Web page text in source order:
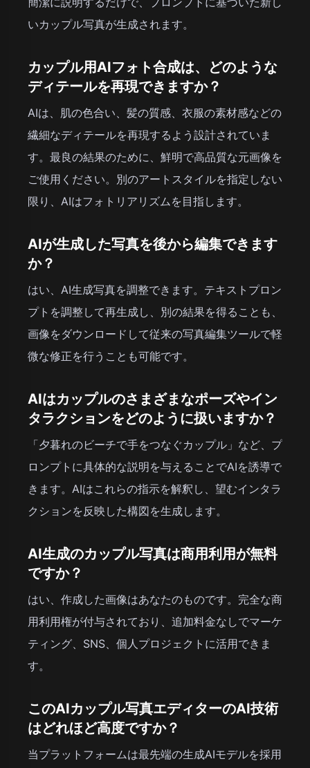
いカップル写真が生成されます。
カップル用AIフォト合成は、どのような
ディテールを再現できますか？
AIは、肌の色合い、髪の質感、衣服の素材感などの
繊細なディテールを再現するよう設計されていま
す。最良の結果のために、鮮明で高品質な元画像を
ご使用ください。別のアートスタイルを指定しない
限り、AIはフォトリアリズムを目指します。
AIが生成した写真を後から編集できます
か？
はい、AI生成写真を調整できます。テキストプロン
プトを調整して再生成し、別の結果を得ることも、
画像をダウンロードして従来の写真編集ツールで軽
微な修正を行うことも可能です。
AIはカップルのさまざまなポーズやイン
タラクションをどのように扱いますか？
「夕暮れのビーチで手をつなぐカップル」など、プ
ロンプトに具体的な説明を与えることでAIを誘導で
きます。AIはこれらの指示を解釈し、望むインタラ
クションを反映した構図を生成します。
AI生成のカップル写真は商用利用が無料
ですか？
はい、作成した画像はあなたのものです。完全な商
用利用権が付与されており、追加料金なしでマーケ
ティング、SNS、個人プロジェクトに活用できま
す。
このAIカップル写真エディターのAI技術
はどれほど高度ですか？
当プラットフォームは最先端の生成AIモデルを採用